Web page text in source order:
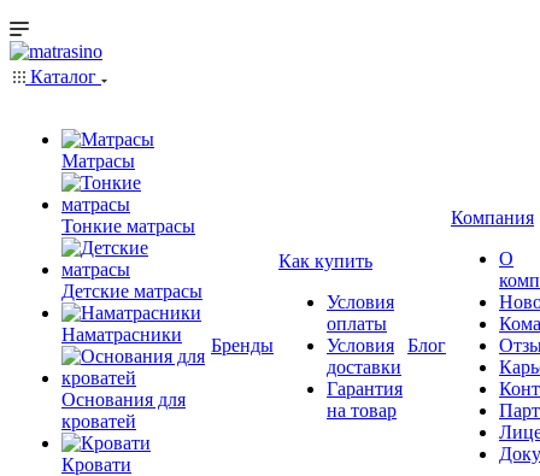
Каталог
Матрасы
Тонкие матрасы
Детские матрасы
Наматрасники
Основания для
кроватей
Кровати
Бренды
Как купить
Условия
оплаты
Условия
доставки
Гарантия
на товар
Блог
Компания
О